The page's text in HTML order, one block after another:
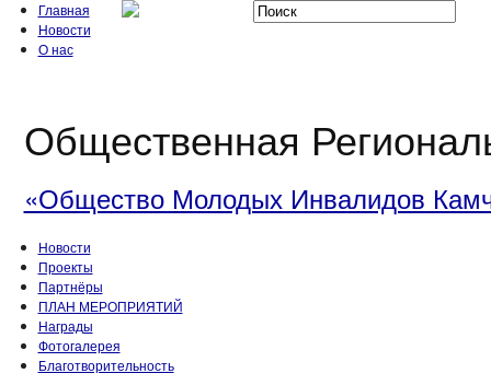
Главная
Новости
О нас
Общественная
«Общество Молодых Инвалидов
Новости
Проекты
Партнёры
ПЛАН МЕРОПРИЯТИЙ
Награды
Фотогалерея
Благотворительность